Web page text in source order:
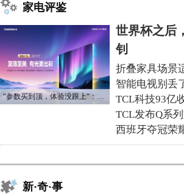
家电评鉴
“参数买到顶，体验没跟上“：长虹追光Q70S给高端电视打了个样
世界杯之后
钊
折叠家具场景
智能电视别丢
TCL科技93亿
TCL发布Q系
西班牙夺冠荣
新·奇·事